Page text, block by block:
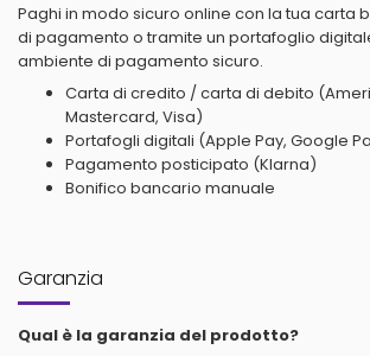
Paghi in modo sicuro online con la tua carta
di pagamento o tramite un portafoglio
ambiente di pagamento sicuro.
Carta di credito / carta di debito
Mastercard, Visa)
Portafogli digitali (Apple Pay, Google
Pagamento posticipato (Klarna)
Bonifico bancario manuale
Garanzia
Qual è la garanzia del prodotto?